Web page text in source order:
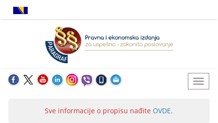
Sve informacije o propisu nađite OVDE.